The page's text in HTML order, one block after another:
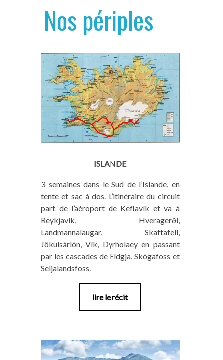
Nos périples
ISLANDE
3 semaines dans le Sud de l’Islande, en
tente et sac à dos. L’itinéraire du circuit
part de l’aéroport de Keflavík et va à
Reykjavík, Hveragerði,
Landmannalaugar, Skaftafell,
Jökulsárlón, Vík, Dyrholaey en passant
par les cascades de Eldgja, Skógafoss et
Seljalandsfoss.
lire le récit